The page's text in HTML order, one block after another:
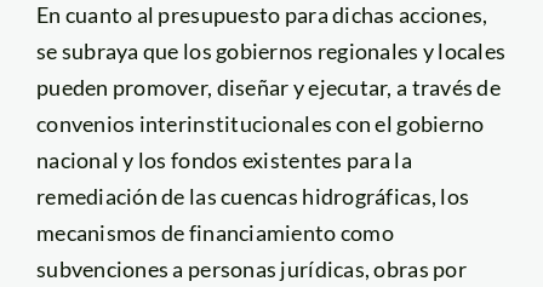
En cuanto al presupuesto para dichas acciones,
se subraya que los gobiernos regionales y locales
pueden promover, diseñar y ejecutar, a través de
convenios interinstitucionales con el gobierno
nacional y los fondos existentes para la
remediación de las cuencas hidrográficas, los
mecanismos de financiamiento como
subvenciones a personas jurídicas, obras por